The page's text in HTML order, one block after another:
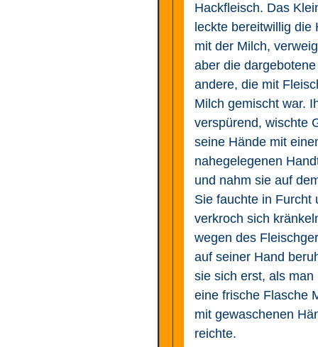
Hackfleisch. Das
leckte bereitwillig die
mit der Milch,
aber die dargebotene
andere, die mit
Milch gemischt war.
verspürend, wischte
seine Hände mit
nahegelegenen
und nahm sie auf
Sie fauchte in Furcht
verkroch sich
wegen des
auf seiner Hand
sie sich erst, als man
eine frische Flasche
mit gewaschenen
reichte.